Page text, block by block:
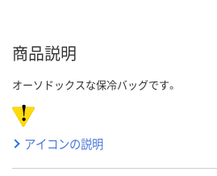
商品説明
オーソドックスな保冷バッグです。
アイコンの説明